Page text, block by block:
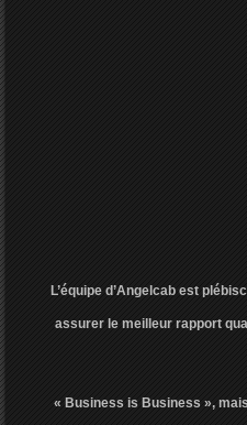
L’équipe d’Angelcab est
assurer le meilleur rapport
« Business is Business »,